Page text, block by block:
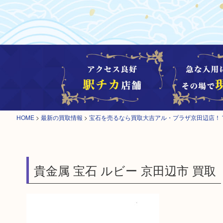
HOME > 最新の買取情報 > 宝石を売るなら買取大吉アル・プラザ京田辺店！
貴金属 宝石 ルビー 京田辺市 買取